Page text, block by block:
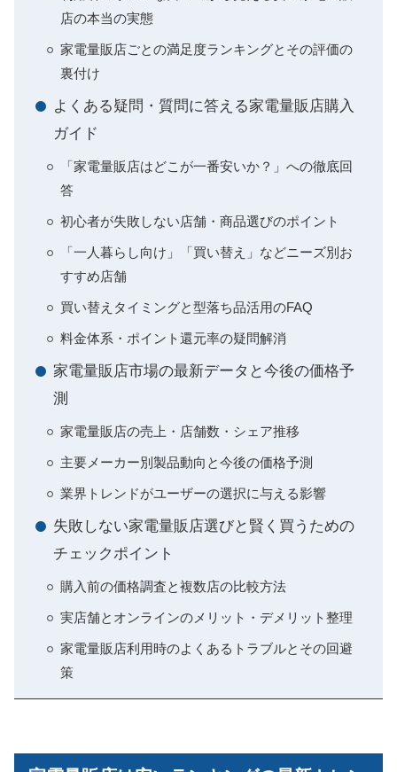
店の本当の実態
家電量販店ごとの満足度ランキングとその評価の
裏付け
よくある疑問・質問に答える家電量販店購入
ガイド
「家電量販店はどこが一番安いか？」への徹底回
答
初心者が失敗しない店舗・商品選びのポイント
「一人暮らし向け」「買い替え」などニーズ別お
すすめ店舗
買い替えタイミングと型落ち品活用のFAQ
料金体系・ポイント還元率の疑問解消
家電量販店市場の最新データと今後の価格予
測
家電量販店の売上・店舗数・シェア推移
主要メーカー別製品動向と今後の価格予測
業界トレンドがユーザーの選択に与える影響
失敗しない家電量販店選びと賢く買うための
チェックポイント
購入前の価格調査と複数店の比較方法
実店舗とオンラインのメリット・デメリット整理
家電量販店利用時のよくあるトラブルとその回避
策